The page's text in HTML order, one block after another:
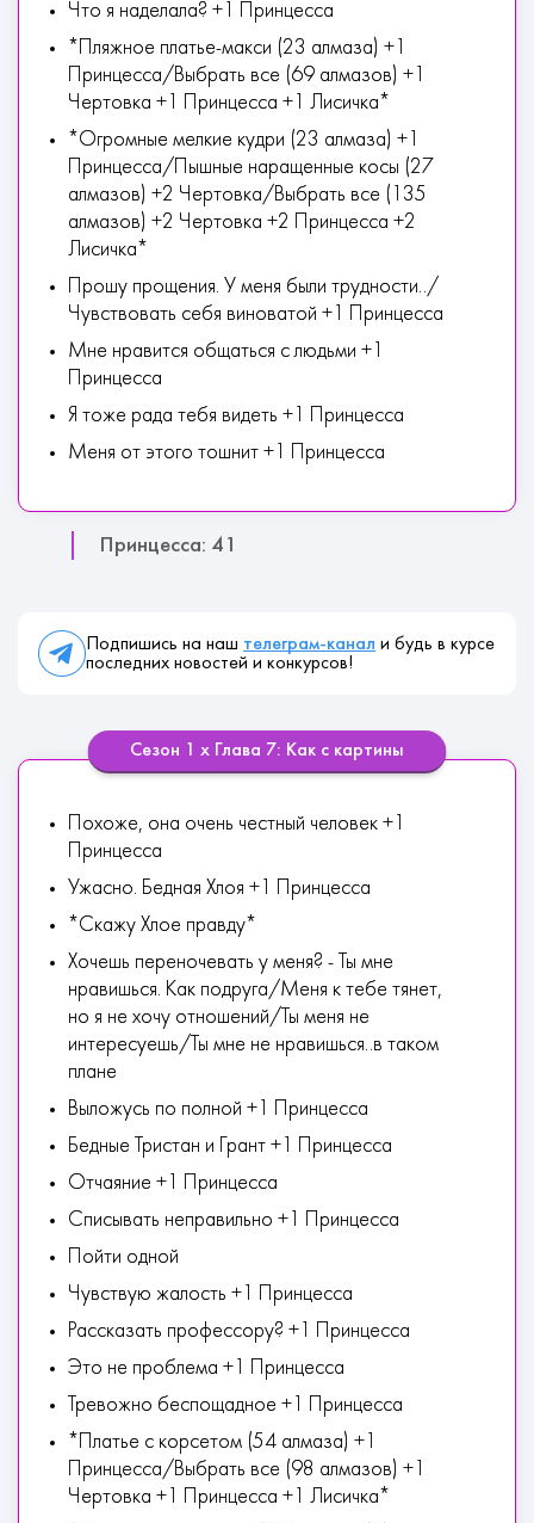
Что я наделала? +1 Принцесса
*Пляжное платье-макси (23 алмаза) +1
Принцесса/Выбрать все (69 алмазов) +1
Чертовка +1 Принцесса +1 Лисичка*
*Огромные мелкие кудри (23 алмаза) +1
Принцесса/Пышные наращенные косы (27
алмазов) +2 Чертовка/Выбрать все (135
алмазов) +2 Чертовка +2 Принцесса +2
Лисичка*
Прошу прощения. У меня были трудности../
Чувствовать себя виноватой +1 Принцесса
Мне нравится общаться с людьми +1
Принцесса
Я тоже рада тебя видеть +1 Принцесса
Меня от этого тошнит +1 Принцесса
Принцесса: 41
Подпишись на наш телеграм-канал и будь в курсе
последних новостей и конкурсов!
Сезон 1 х Глава 7: Как с картины
Похоже, она очень честный человек +1
Принцесса
Ужасно. Бедная Хлоя +1 Принцесса
*Скажу Хлое правду*
Хочешь переночевать у меня? - Ты мне
нравишься. Как подруга/Меня к тебе тянет,
но я не хочу отношений/Ты меня не
интересуешь/Ты мне не нравишься..в таком
плане
Выложусь по полной +1 Принцесса
Бедные Тристан и Грант +1 Принцесса
Отчаяние +1 Принцесса
Списывать неправильно +1 Принцесса
Пойти одной
Чувствую жалость +1 Принцесса
Рассказать профессору? +1 Принцесса
Это не проблема +1 Принцесса
Тревожно беспощадное +1 Принцесса
*Платье с корсетом (54 алмаза) +1
Принцесса/Выбрать все (98 алмазов) +1
Чертовка +1 Принцесса +1 Лисичка*